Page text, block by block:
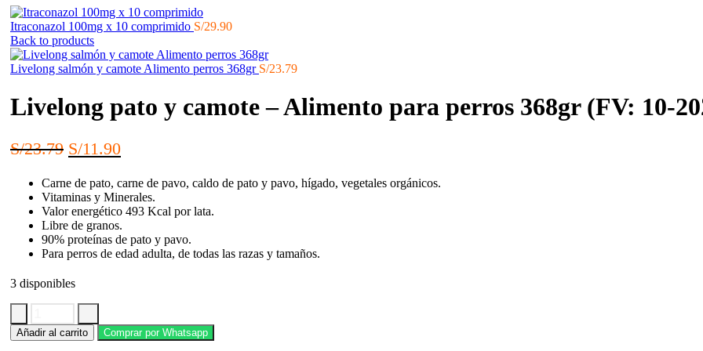
Itraconazol 100mg x 10 comprimido S/29.90
Back to products
Livelong salmón y camote Alimento perros 368gr S/23.79
Livelong pato y camote – Alimento para perros 368gr (FV: 10-
S/23.79 El
original
era:
S/23.79.
S/11.90El
actual
es:
S/11.90.
Carne de pato, carne de pavo, caldo de pato y pavo, hígado, vegetales orgánicos.
Vitaminas y Minerales.
Valor energético 493 Kcal por lata.
Libre de granos.
90% proteínas de pato y pavo.
Para perros de edad adulta, de todas las razas y tamaños.
3 disponibles
Livelong
pato
Añadir al carrito Comprar por Whatsapp